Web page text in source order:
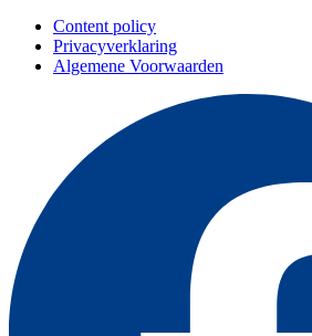
Content policy
Privacyverklaring
Algemene Voorwaarden